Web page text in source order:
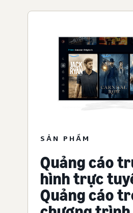
SẢN PHẨM
Quảng cáo
hình trực
Quảng cáo